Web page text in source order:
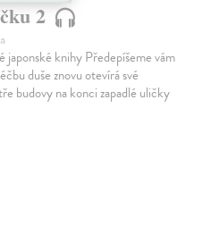
2
japonské knihy Předepíšeme vám
duše znovu otevírá své
budovy na konci zapadlé uličky